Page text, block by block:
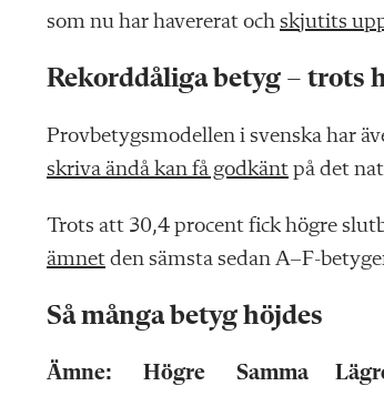
som nu har havererat och skjutits
Rekorddåliga betyg – trots
Provbetygsmodellen i svenska har
skriva ändå kan få godkänt på det
Trots att 30,4 procent fick högre
ämnet den sämsta sedan A–F-
Så många betyg höjdes
Ämne: Högre Samma